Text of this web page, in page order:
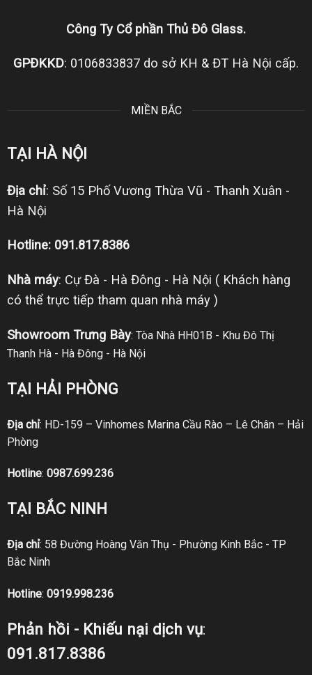
Công Ty Cổ phần Thủ Đô Glass.
GPĐKKD: 0106833837 do sở KH & ĐT Hà Nội cấp.
MIỀN BẮC
TẠI HÀ NỘI
Địa chỉ: Số 15 Phố Vương Thừa Vũ - Thanh Xuân -
Hà Nội
Hotline: 091.817.8386
Nhà máy: Cự Đà - Hà Đông - Hà Nội ( Khách hàng
có thể trực tiếp tham quan nhà máy )
Showroom Trưng Bày: Tòa Nhà HH01B - Khu Đô Thị
Thanh Hà - Hà Đông - Hà Nội
TẠI HẢI PHÒNG
Địa chỉ: HD-159 – Vinhomes Marina Cầu Rào – Lê Chân – Hải
Phòng
Hotline: 0987.699.236
TẠI BẮC NINH
Địa chỉ: 58 Đường Hoàng Văn Thụ - Phường Kinh Bắc - TP
Bắc Ninh
Hotline: 0919.998.236
Phản hồi - Khiếu nại dịch vụ:
091.817.8386